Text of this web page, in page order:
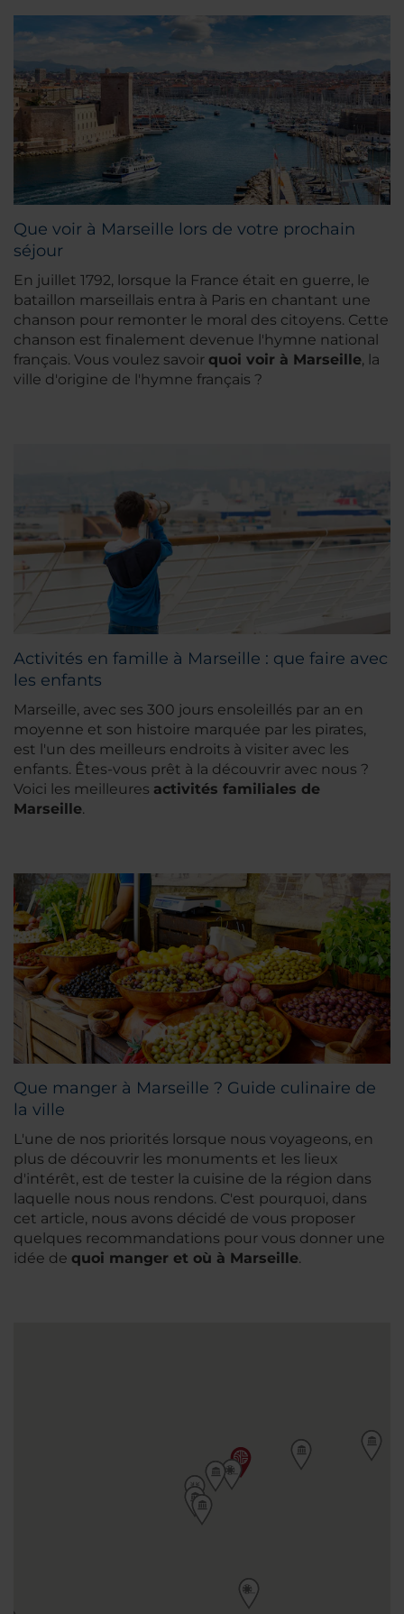
Que voir à Marseille lors de votre prochain
séjour
En juillet 1792, lorsque la France était en guerre, le
bataillon marseillais entra à Paris en chantant une
chanson pour remonter le moral des citoyens. Cette
chanson est finalement devenue l'hymne national
français. Vous voulez savoir quoi voir à Marseille, la
ville d'origine de l'hymne français ?
Activités en famille à Marseille : que faire avec
les enfants
Marseille, avec ses 300 jours ensoleillés par an en
moyenne et son histoire marquée par les pirates,
est l'un des meilleurs endroits à visiter avec les
enfants. Êtes-vous prêt à la découvrir avec nous ?
Voici les meilleures activités familiales de
Marseille.
Que manger à Marseille ? Guide culinaire de
la ville
L'une de nos priorités lorsque nous voyageons, en
plus de découvrir les monuments et les lieux
d'intérêt, est de tester la cuisine de la région dans
laquelle nous nous rendons. C'est pourquoi, dans
cet article, nous avons décidé de vous proposer
quelques recommandations pour vous donner une
idée de quoi manger et où à Marseille.